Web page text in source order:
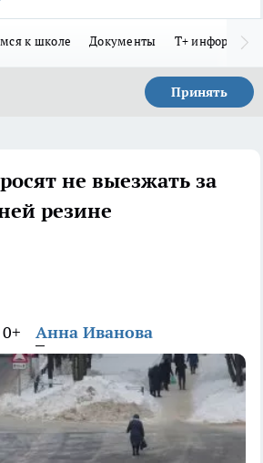
к школе Документы Т+
Принять
не выезжать за
резине
0+ Анна Иванова